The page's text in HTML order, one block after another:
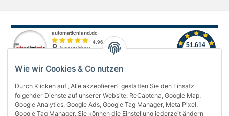
Wie wir Cookies & Co nutzen
Durch Klicken auf „Alle akzeptieren“ gestatten Sie den Einsatz
folgender Dienste auf unserer Website: ReCaptcha, Google Map,
Google Analytics, Google Ads, Google Tag Manager, Meta Pixel,
Google Tag Manager. Sie können die Einstellung jederzeit ändern
Über uns